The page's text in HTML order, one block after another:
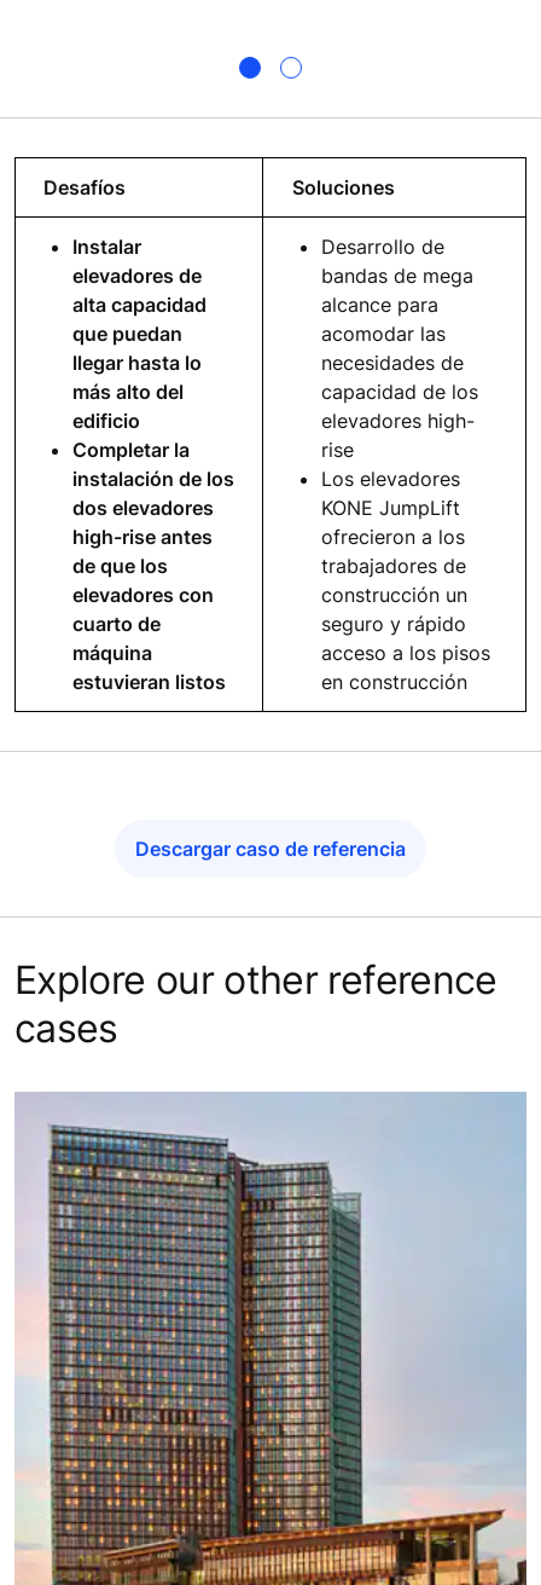
Desafíos Soluciones
Instalar
elevadores de
alta capacidad
que puedan
llegar hasta lo
más alto del
edificio
Completar la
instalación de los
dos elevadores
high-rise antes
de que los
elevadores con
cuarto de
máquina
estuvieran listos
Desarrollo de
bandas de mega
alcance para
acomodar las
necesidades de
capacidad de los
elevadores high-
rise
Los elevadores
KONE JumpLift
ofrecieron a los
trabajadores de
construcción un
seguro y rápido
acceso a los pisos
en construcción
Descargar caso de referencia
Explore our other reference
cases